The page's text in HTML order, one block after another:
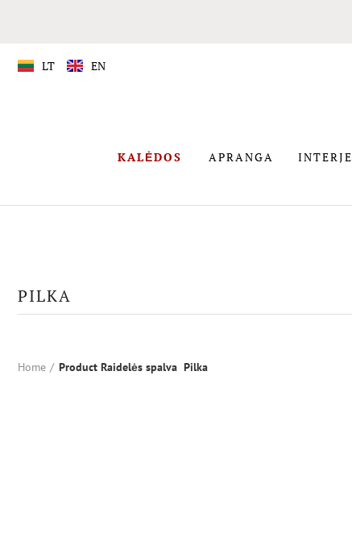
LT EN
KALĖDOS APRANGA
KALĖDOS
APRANGA
PILKA
Home Product Raidelės spalva Pilka